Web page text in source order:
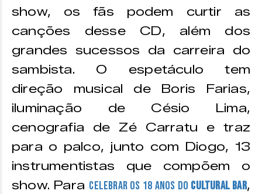
show, os fãs podem curtir as
canções desse CD, além dos
grandes sucessos da carreira do
sambista. O espetáculo tem
direção musical de Boris Farias,
iluminação de Césio Lima,
cenografia de Zé Carratu e traz
para o palco, junto com Diogo, 13
instrumentistas que compõem o
show. Para celebrar os 18 anos do Cultural Bar,